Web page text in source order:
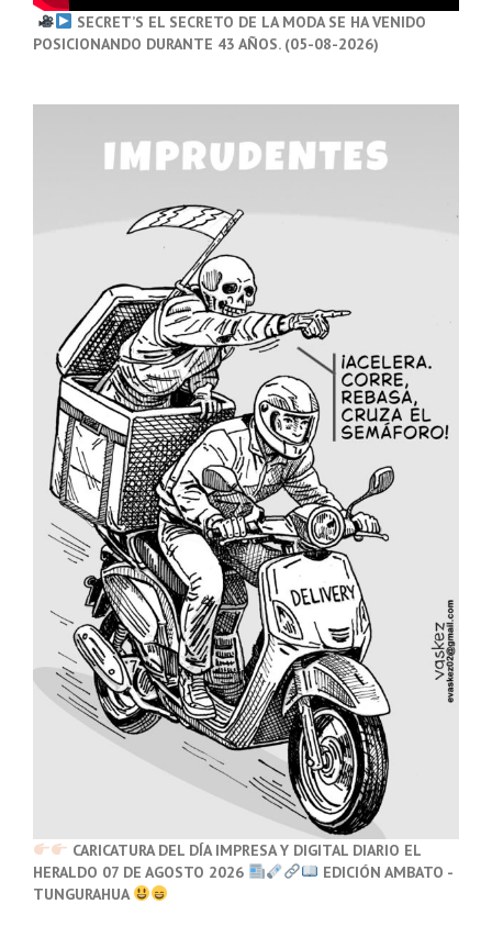
SECRET’S EL SECRETO DE LA MODA SE HA VENIDO
POSICIONANDO DURANTE 43 AÑOS. (05-08-2026)
CARICATURA DEL DÍA IMPRESA Y DIGITAL DIARIO EL
HERALDO 07 DE AGOSTO 2026
EDICIÓN AMBATO -
TUNGURAHUA